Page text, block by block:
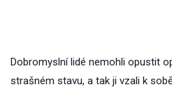
Dobromyslní lidé nemohli opustit
strašném stavu, a tak ji vzali k